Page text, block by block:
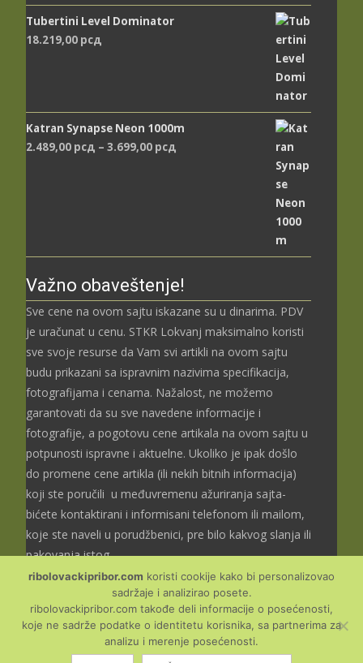
Tubertini Level Dominator
18.219,00 рсд
Katran Synapse Neon 1000m
2.489,00 рсд – 3.699,00 рсд
Važno obaveštenje!
Sve cene na ovom sajtu iskazane su u dinarima. PDV
je uračunat u cenu. STKR Lokvanj maksimalno koristi
sve svoje resurse da Vam svi artikli na ovom sajtu
budu prikazani sa ispravnim nazivima specifikacija,
fotografijama i cenama. Nažalost, ne možemo
garantovati da su sve navedene informacije i
fotografije, a pogotovu cene artikala na ovom sajtu u
potpunosti ispravne i aktuelne. Ukoliko je ipak došlo
do promene cene artikla (ili nekih bitnih informacija)
koji ste poručili u međuvremenu ažuriranja sajta-
bićete kontaktirani i informisani telefonom ili mailom,
koje ste naveli u porudžbenici, pre bilo kakvog slanja ili
pakovanja istog.
Copyright © Ribolovački
ribolovackipribor.com koristi cookije kako bi personalizovao
sadržaje i analizirao posete.
ribolovackipribor.com takođe deli informacije o posećenosti,
koje ne sadrže podatke o identitetu korisnika, sa partnerima za
analizu i merenje posećenosti.